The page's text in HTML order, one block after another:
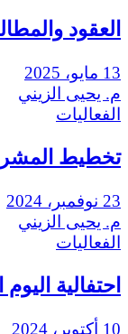
العقود
13 مايو، 2025
م. يحيى الزيني
الفعاليات
تخطيط
23 نوفمبر، 2024
م. يحيى الزيني
الفعاليات
احتفالية اليوم
10 أكتوبر، 2024